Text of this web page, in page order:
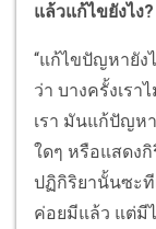
แล้วแก้ไขยังไง?
“แก้ไขปัญหายัง
ว่า บางครั้งเรา
เรา มันแก้ปัญห
ใดๆ หรือแสดงกิ
ปฏิกิริยานั้นซะที
ค่อยมีแล้ว แต่มี